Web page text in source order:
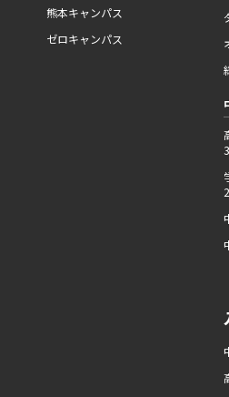
熊本キャンパス
ゼロキャンパス